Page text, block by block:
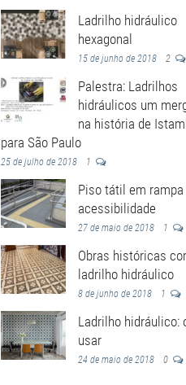
Ladrilho hidráulico
hexagonal
15 de junho de 2018 2
Palestra: Ladrilhos
hidráulicos um
na história de
para São Paulo
25 de julho de 2018 1
Piso tátil em rampa
acessibilidade
27 de maio de 2018 1
Obras históricas
ladrilho hidráulico
8 de junho de 2018 1
Ladrilho hidráulico:
usar
24 de maio de 2018 0